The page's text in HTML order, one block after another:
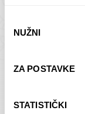
pristanka
NUŽNI
ZA POSTAVKE
STATISTIČKI